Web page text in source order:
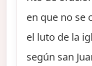
en que no se
el luto de la
según san